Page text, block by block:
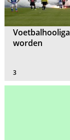
worden
3